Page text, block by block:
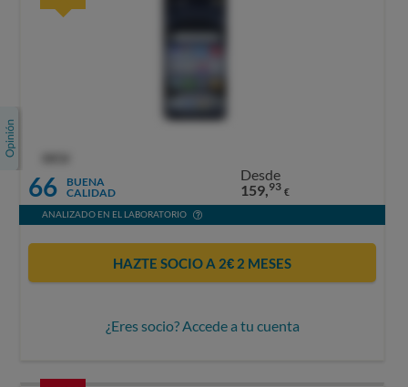
66
BUENA
CALIDAD
Desde
159,93 €
ANALIZADO EN EL LABORATORIO
HAZTE SOCIO A 2€ 2 MESES
¿Eres socio? Accede a tu cuenta